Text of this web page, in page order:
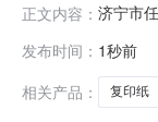
正文内容： 济宁市
发布时间： 1秒前
相关产品：
复印纸